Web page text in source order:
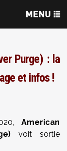
Purge) : la
et infos !
American
voit sortie